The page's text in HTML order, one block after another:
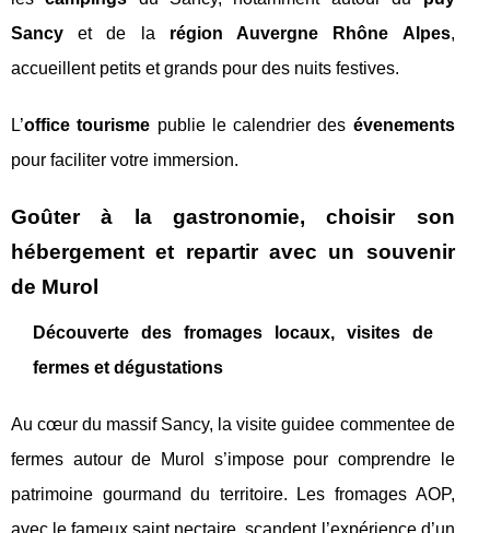
Sancy et de la région Auvergne Rhône Alpes,
accueillent petits et grands pour des nuits festives.
L’office tourisme publie le calendrier des évenements
pour faciliter votre immersion.
Goûter à la gastronomie, choisir son
hébergement et repartir avec un souvenir
de Murol
Découverte des fromages locaux, visites de
fermes et dégustations
Au cœur du massif Sancy, la visite guidee commentee de
fermes autour de Murol s’impose pour comprendre le
patrimoine gourmand du territoire. Les fromages AOP,
avec le fameux saint nectaire, scandent l’expérience d’un